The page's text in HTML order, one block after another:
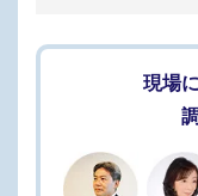
現場